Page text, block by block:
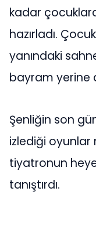
kadar
hazırladı.
yanındaki
bayram yerine
Şenliğin son
izlediği oyunlar
tiyatronun
tanıştırdı.